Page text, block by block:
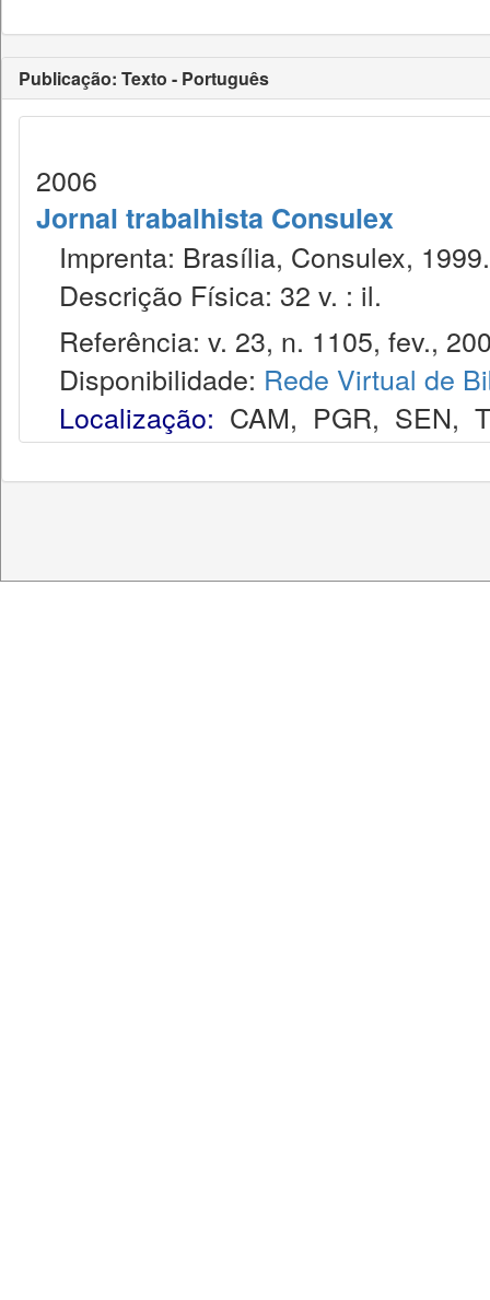
Publicação: Texto - Português
2006
Jornal trabalhista Consulex
Imprenta: Brasília, Consulex, 1999.
Descrição Física: 32 v. : il.
Referência: v. 23, n. 1105, fev.,
Disponibilidade: Rede Virtual de
Localização: CAM, PGR, SEN,